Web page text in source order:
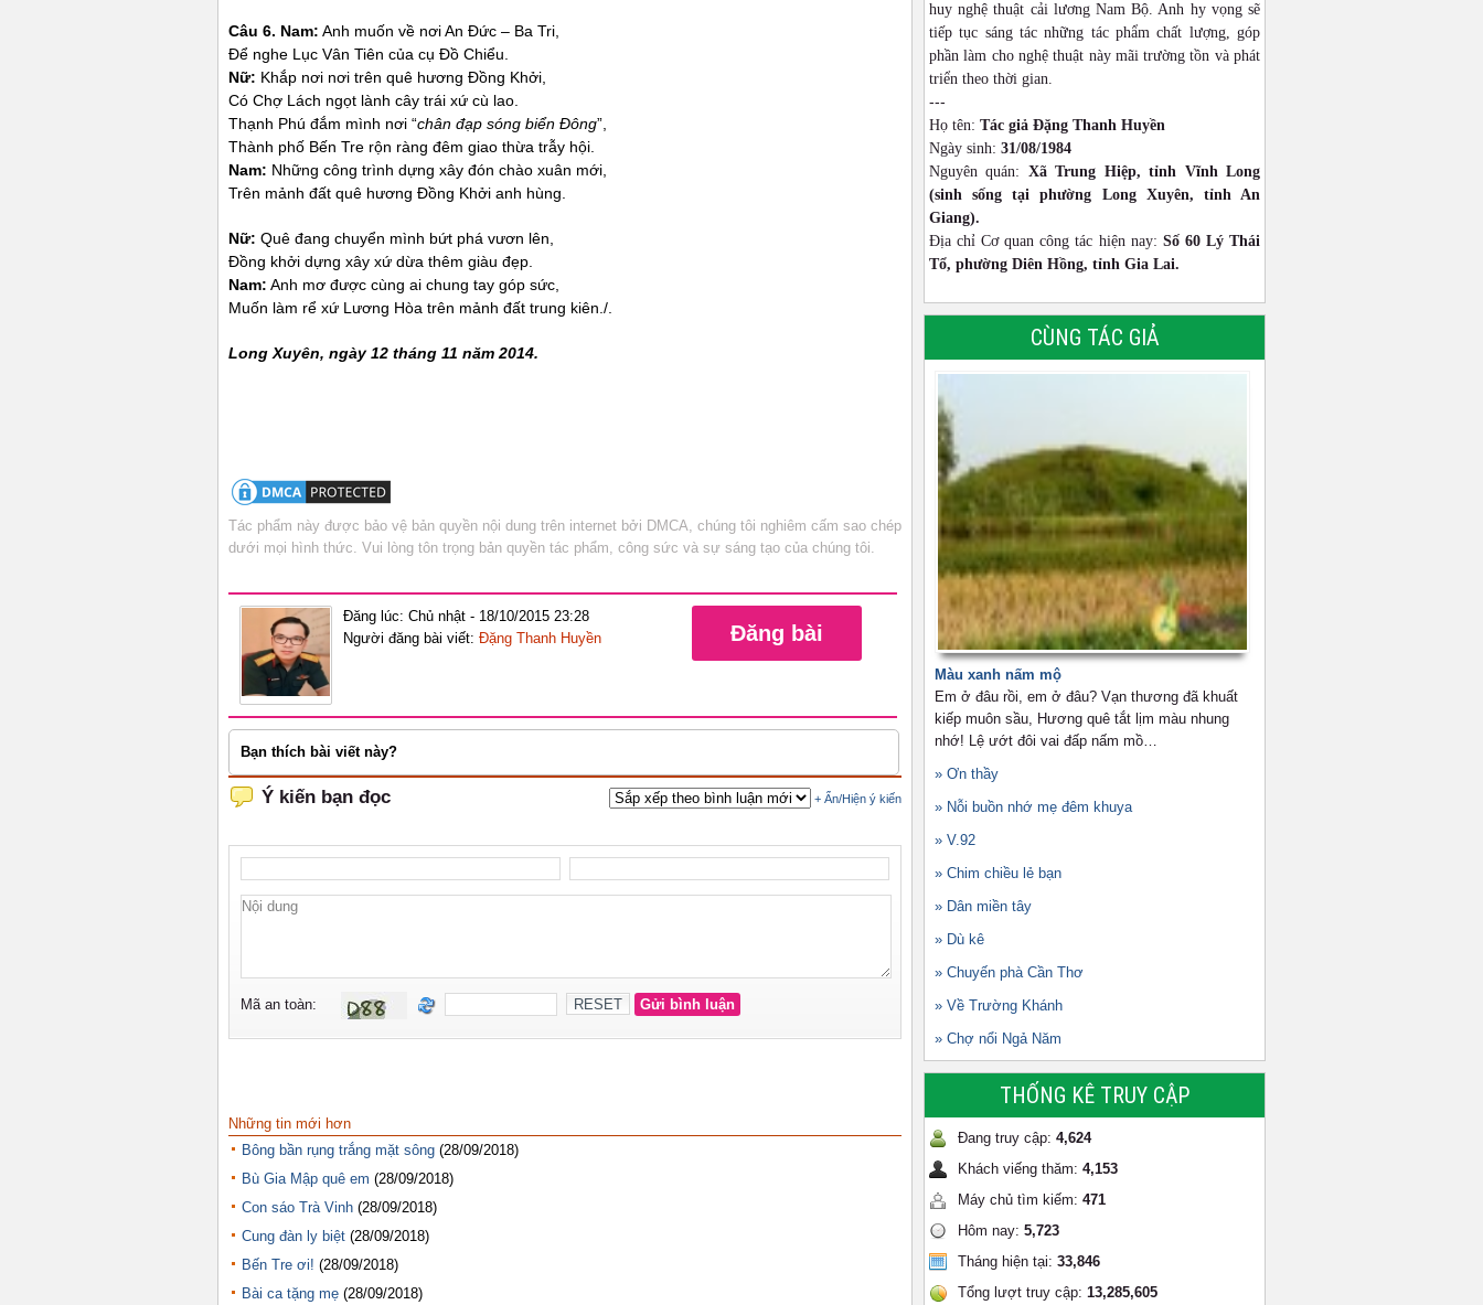
Câu 6. Nam: Anh muốn về nơi An Đức – Ba Tri,
Để nghe Lục Vân Tiên của cụ Đồ Chiểu.
Nữ: Khắp nơi nơi trên quê hương Đồng Khởi,
Có Chợ Lách ngọt lành cây trái xứ cù lao.
Thạnh Phú đắm mình nơi “chân đạp sóng biển Đông”,
Thành phố Bến Tre rộn ràng đêm giao thừa trẫy hội.
Nam: Những công trình dựng xây đón chào xuân mới,
Trên mảnh đất quê hương Đồng Khởi anh hùng.
Nữ: Quê đang chuyển mình bứt phá vươn lên,
Đồng khởi dựng xây xứ dừa thêm giàu đẹp.
Nam: Anh mơ được cùng ai chung tay góp sức,
Muốn làm rể xứ Lương Hòa trên mảnh đất trung kiên./.
Long Xuyên, ngày 12 tháng 11 năm 2014.
Tác phẩm này được bảo vệ bản quyền nội dung trên internet bởi DMCA, chúng tôi nghiêm cấm sao chép
dưới mọi hình thức. Vui lòng tôn trọng bản quyền tác phẩm, công sức và sự sáng tạo của chúng tôi.
Đăng lúc: Chủ nhật - 18/10/2015 23:28
Người đăng bài viết: Đặng Thanh Huyền Đăng bài
Bạn thích bài viết này?
Những tin mới hơn
Bông bần rụng trắng mặt sông (28/09/2018)
Bù Gia Mập quê em (28/09/2018)
Con sáo Trà Vinh (28/09/2018)
Cung đàn ly biệt (28/09/2018)
Bến Tre ơi! (28/09/2018)
Bài ca tặng mẹ (28/09/2018)
huy nghệ thuật cải lương Nam Bộ. Anh hy vọng sẽ
tiếp tục sáng tác những tác phẩm chất lượng, góp
phần làm cho nghệ thuật này mãi trường tồn và phát
triển theo thời gian.
---
Họ tên: Tác giả Đặng Thanh Huyền
Ngày sinh: 31/08/1984
Nguyên quán: Xã Trung Hiệp, tỉnh Vĩnh Long
(sinh sống tại phường Long Xuyên, tỉnh An
Giang).
Địa chỉ Cơ quan công tác hiện nay: Số 60 Lý Thái
Tổ, phường Diên Hồng, tỉnh Gia Lai.
CÙNG TÁC GIẢ
Màu xanh nấm mộ
Em ở đâu rồi, em ở đâu? Vạn thương đã khuất
kiếp muôn sầu, Hương quê tắt lịm màu nhung
nhớ! Lệ ướt đôi vai đấp nấm mồ…
» Ơn thầy
» Nỗi buồn nhớ mẹ đêm khuya
» V.92
» Chim chiều lẻ bạn
» Dân miền tây
» Dù kê
» Chuyến phà Cần Thơ
» Về Trường Khánh
» Chợ nổi Ngả Năm
THỐNG KÊ TRUY CẬP
Đang truy cập: 4,624
Khách viếng thăm: 4,153
Máy chủ tìm kiếm: 471
Hôm nay: 5,723
Tháng hiện tại: 33,846
Tổng lượt truy cập: 13,285,605